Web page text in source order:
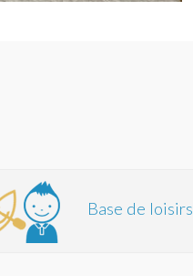
Base de loisirs